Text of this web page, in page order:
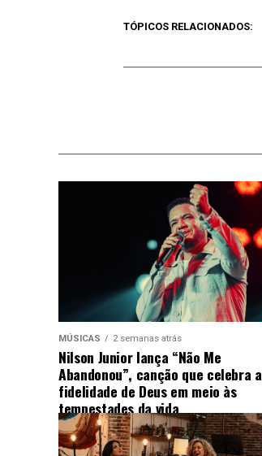
TÓPICOS RELACIONADOS:
MÚSICAS 2 semanas atrás
Nilson Junior lança “Não Me
Abandonou”, canção que celebra a
fidelidade de Deus em meio às
tempestades da vida